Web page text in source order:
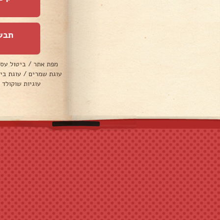
מפת אתר / ביטול
עוגת שמרים / עוגת
עוגיות